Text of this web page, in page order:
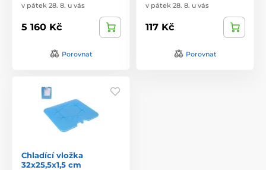
v pátek 28. 8. u vás
5 160 Kč
Porovnat
v pátek 28. 8. u vás
117 Kč
Porovnat
Chladící vložka
32x25,5x1,5 cm